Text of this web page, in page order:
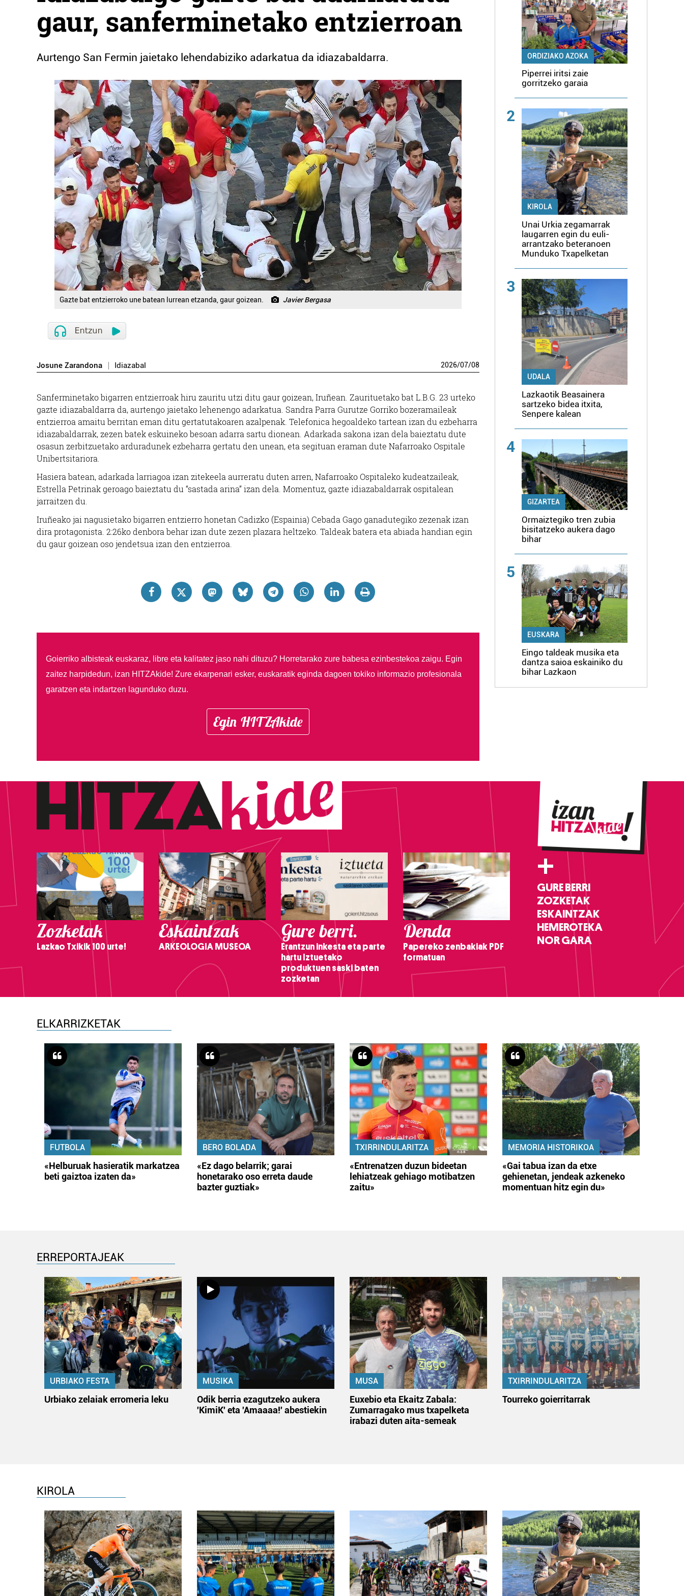
gaur, sanferminetako entzierroan
Aurtengo San Fermin jaietako lehendabiziko adarkatua da idiazabaldarra.
Gazte bat entzierroko une batean lurrean etzanda, gaur goizean. Javier Bergasa
Josune Zarandona Idiazabal 2026/07/08
Sanferminetako bigarren entzierroak hiru zauritu utzi ditu gaur goizean, Iruñean. Zaurituetako bat L.B.G. 23 urteko
gazte idiazabaldarra da, aurtengo jaietako lehenengo adarkatua. Sandra Parra Gurutze Gorriko bozeramaileak
entzierroa amaitu berritan eman ditu gertatutakoaren azalpenak. Telefonica hegoaldeko tartean izan du ezbeharra
idiazabaldarrak, zezen batek eskuineko besoan adarra sartu dionean. Adarkada sakona izan dela baieztatu dute
osasun zerbitzuetako arduradunek ezbeharra gertatu den unean, eta segituan eraman dute Nafarroako Ospitale
Unibertsitariora.
Hasiera batean, adarkada larriagoa izan zitekeela aurreratu duten arren, Nafarroako Ospitaleko kudeatzaileak,
Estrella Petrinak geroago baieztatu du “sastada arina” izan dela. Momentuz, gazte idiazabaldarrak ospitalean
jarraitzen du.
Iruñeako jai nagusietako bigarren entzierro honetan Cadizko (Espainia) Cebada Gago ganadutegiko zezenak izan
dira protagonista. 2:26ko denbora behar izan dute zezen plazara heltzeko. Taldeak batera eta abiada handian egin
du gaur goizean oso jendetsua izan den entzierroa.
Goierriko albisteak euskaraz, libre eta kalitatez jaso nahi dituzu? Horretarako zure babesa ezinbestekoa zaigu. Egin
zaitez harpidedun, izan HITZAkide! Zure ekarpenari esker, euskaratik eginda dagoen tokiko informazio profesionala
garatzen eta indartzen lagunduko duzu.
Egin HITZAkide
ORDIZIAKO AZOKA
Piperrei iritsi zaie
gorritzeko garaia
2
KIROLA
Unai Urkia zegamarrak
laugarren egin du euli-
arrantzako beteranoen
Munduko Txapelketan
3
UDALA
Lazkaotik Beasainera
sartzeko bidea itxita,
Senpere kalean
4
GIZARTEA
Ormaiztegiko tren zubia
bisitatzeko aukera dago
bihar
5
EUSKARA
Eingo taldeak musika eta
dantza saioa eskainiko du
bihar Lazkaon
Zozketak
Lazkao Txikik 100 urte!
Eskaintzak
ARKEOLOGIA MUSEOA
Gure berri.
Erantzun inkesta eta parte
hartu Iztuetako
produktuen saski baten
zozketan
Denda
Papereko zenbakiak PDF
formatuan
+
GURE BERRI
ZOZKETAK
ESKAINTZAK
HEMEROTEKA
NOR GARA
ELKARRIZKETAK
FUTBOLA
«Helburuak hasieratik markatzea
beti gaiztoa izaten da»
BERO BOLADA
«Ez dago belarrik; garai
honetarako oso erreta daude
bazter guztiak»
TXIRRINDULARITZA
«Entrenatzen duzun bideetan
lehiatzeak gehiago motibatzen
zaitu»
MEMORIA HISTORIKOA
«Gai tabua izan da etxe
gehienetan, jendeak azkeneko
momentuan hitz egin du»
ERREPORTAJEAK
URBIAKO FESTA
Urbiako zelaiak erromeria leku
MUSIKA
Odik berria ezagutzeko aukera
'KimiK' eta 'Amaaaa!' abestiekin
MUSA
Euxebio eta Ekaitz Zabala:
Zumarragako mus txapelketa
irabazi duten aita-semeak
TXIRRINDULARITZA
Tourreko goierritarrak
KIROLA